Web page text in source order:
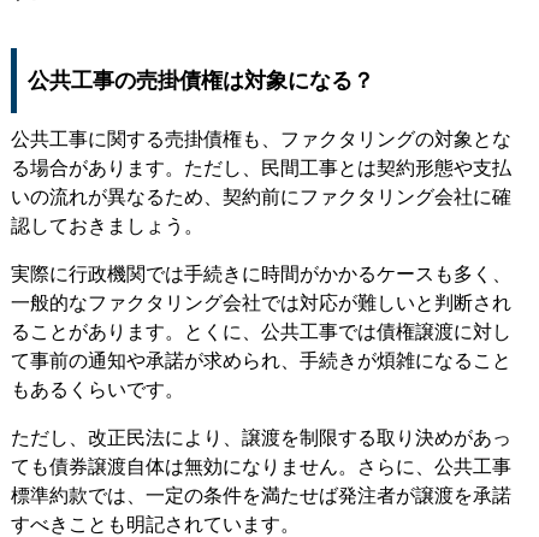
公共工事の売掛債権は対象になる？
公共工事に関する売掛債権も、ファクタリングの対象とな
る場合があります。ただし、民間工事とは契約形態や支払
いの流れが異なるため、契約前にファクタリング会社に確
認しておきましょう。
実際に行政機関では手続きに時間がかかるケースも多く、
一般的なファクタリング会社では対応が難しいと判断され
ることがあります。とくに、 公共工事では債権譲渡に対し
て事前の通知や承諾が求められ、手続きが煩雑になること
もある くらいです。
ただし、改正民法により、譲渡を制限する取り決めがあっ
ても債券譲渡自体は無効になりません。さらに、公共工事
標準約款では、一定の条件を満たせば発注者が譲渡を承諾
すべきことも明記されています。